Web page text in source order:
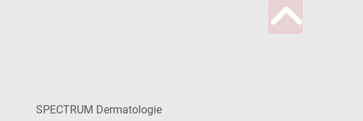
SPECTRUM Dermatologie